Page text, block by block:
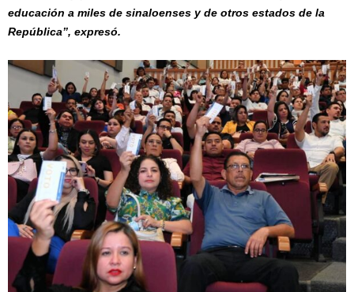
educación a miles de sinaloenses y de otros estados de la
República”, expresó.